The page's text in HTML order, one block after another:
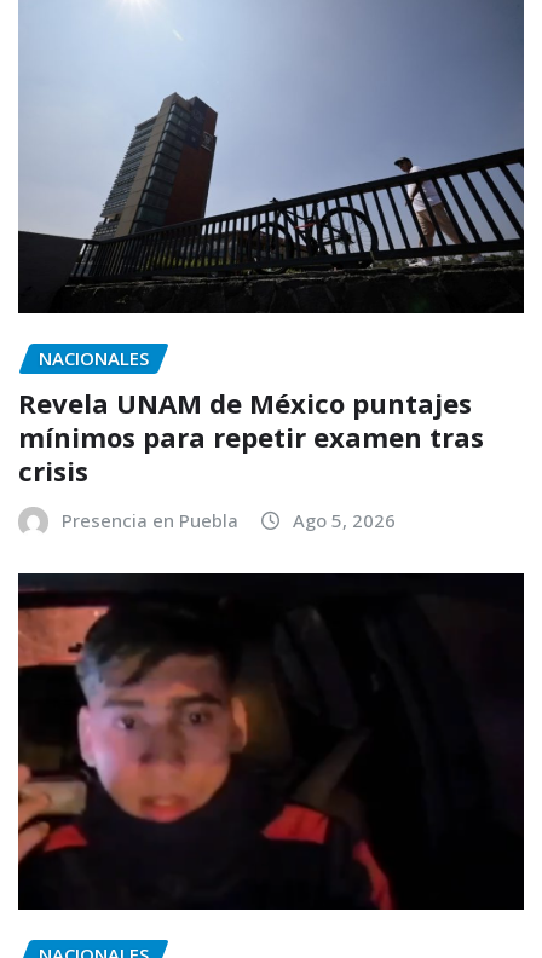
NACIONALES
Revela UNAM de México puntajes
mínimos para repetir examen tras
crisis
Presencia en Puebla Ago 5, 2026